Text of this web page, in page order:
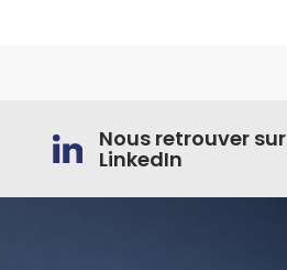
Nous retrouver sur
LinkedIn